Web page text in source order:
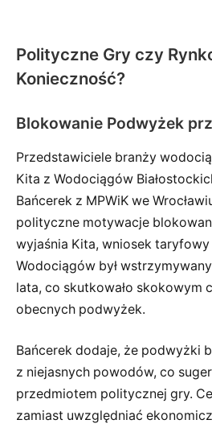
Polityczne Gry czy
Konieczność?
Blokowanie Podwyżek
Przedstawiciele branży
Kita z Wodociągów
Bańcerek z MPWiK we
polityczne motywacje
wyjaśnia Kita, wniosek taryfowy
Wodociągów był
lata, co skutkowało skokowym
obecnych podwyżek.
Bańcerek dodaje, że podwyżki
z niejasnych powodów, co
przedmiotem politycznej gry.
zamiast uwzględniać